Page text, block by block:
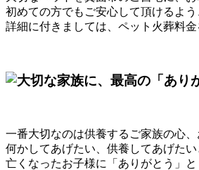
初めての方でもご安心して頂けるよ
詳細に付きましては、ペット火葬料金
一番大切なのは供養するご家族の心、
何かしてあげたい、供養してあげた
亡くなったお子様に「ありがとう」と